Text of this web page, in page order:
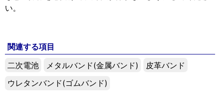
い。
関連する項目
二次電池
メタルバンド(金属バンド)
皮革バンド
ウレタンバンド(ゴムバンド)